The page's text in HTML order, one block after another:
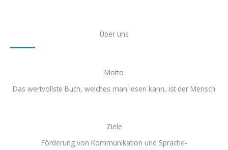
Über uns
Motto
Das wertvollste Buch, welches man lesen kann, ist der Mensch
Ziele
Förderung von Kommunikation und Sprache-